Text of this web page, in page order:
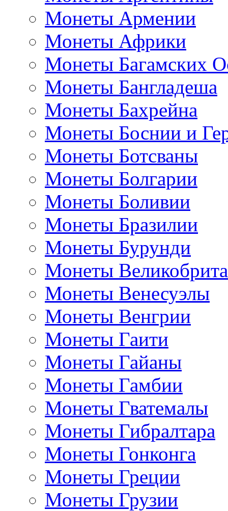
Монеты Армении
Монеты Африки
Монеты Багамских
Монеты Бангладеша
Монеты Бахрейна
Монеты Боснии и
Монеты Ботсваны
Монеты Болгарии
Монеты Боливии
Монеты Бразилии
Монеты Бурунди
Монеты
Монеты Венесуэлы
Монеты Венгрии
Монеты Гаити
Монеты Гайаны
Монеты Гамбии
Монеты Гватемалы
Монеты Гибралтара
Монеты Гонконга
Монеты Греции
Монеты Грузии